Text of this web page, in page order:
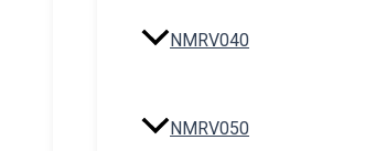
NMRV040
NMRV050